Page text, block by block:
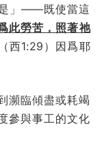
」——既使當這
此勞苦，照著祂
西1:29）因爲耶
瀕臨傾盡或耗竭
參與事工的文化